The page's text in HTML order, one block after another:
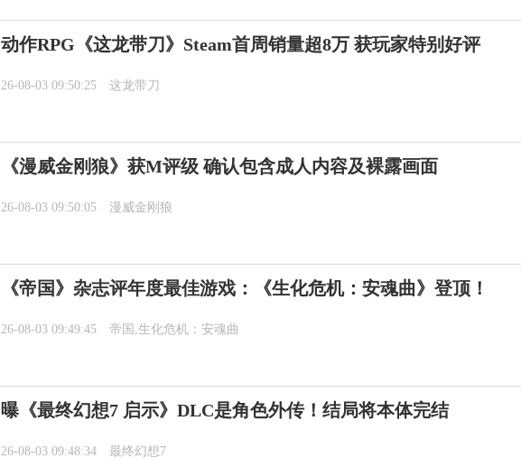
动作RPG《这龙带刀》Steam首周销量超8万 获玩家特别好评
26-08-03 09:50:25 这龙带刀
《漫威金刚狼》获M评级 确认包含成人内容及裸露画面
26-08-03 09:50:05 漫威金刚狼
《帝国》杂志评年度最佳游戏：《生化危机：安魂曲》登顶！
26-08-03 09:49:45 帝国,生化危机：安魂曲
曝《最终幻想7 启示》DLC是角色外传！结局将本体完结
26-08-03 09:48:34 最终幻想7